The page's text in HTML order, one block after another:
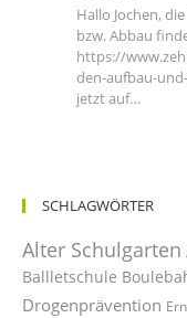
Hallo Jochen,
bzw. Abbau
https://
den-aufbau-
jetzt auf…
SCHLAGWÖRTER
Alter Schulgarten
Ballletschule
Drogenprävention